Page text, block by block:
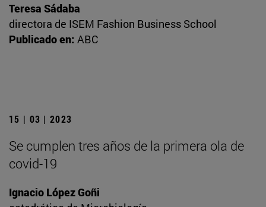
Teresa Sádaba
directora de ISEM Fashion Business School
Publicado en: ABC
15 | 03 | 2023
Se cumplen tres años de la primera ola de
covid-19
Ignacio López Goñi